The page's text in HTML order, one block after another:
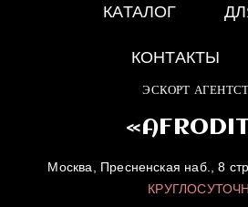
КАТАЛОГ
КОНТАКТЫ
ЭСКОРТ
Москва, Пресненская наб., 8